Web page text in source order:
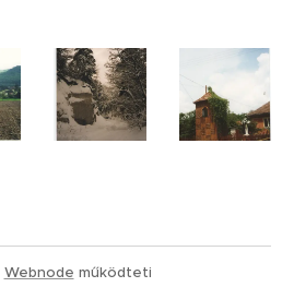
Webnode működteti